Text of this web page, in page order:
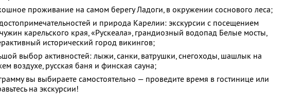
проживание на самом берегу Ладоги, в окружении соснового леса;
и природа Карелии: экскурсии с посещением
карельского края, «Рускеала», грандиозный водопад Белые мосты,
исторический город викингов;
выбор активностей: лыжи, санки, ватрушки, снегоходы, шашлык на
воздухе, русская баня и финская сауна;
вы выбираете самостоятельно — проведите время в гостинице или
на экскурсии!